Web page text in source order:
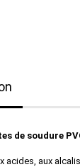
de soudure
acides, aux